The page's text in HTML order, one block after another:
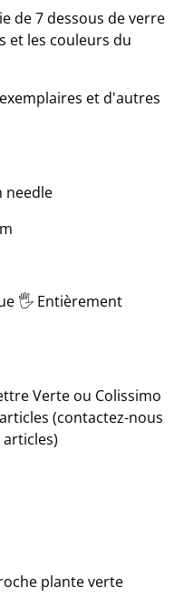
de 7 dessous de verre
et les couleurs du
et d'autres
needle
🖐 Entièrement
Verte ou Colissimo
(contactez-nous
plante verte